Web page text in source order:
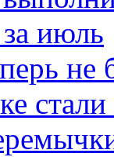
июль
не